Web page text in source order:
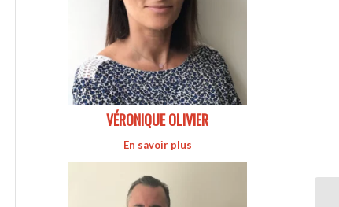
VÉRONIQUE OLIVIER
En savoir plus